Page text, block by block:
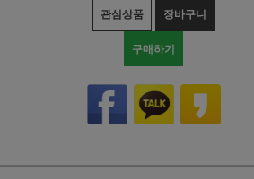
관심상품 장바구니
구매하기